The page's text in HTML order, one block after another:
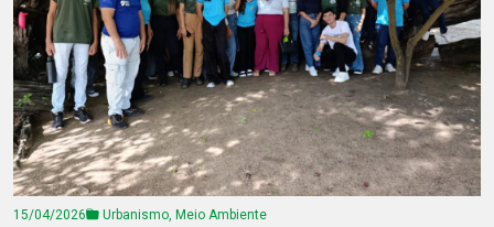
15/04/2026 Urbanismo, Meio Ambiente